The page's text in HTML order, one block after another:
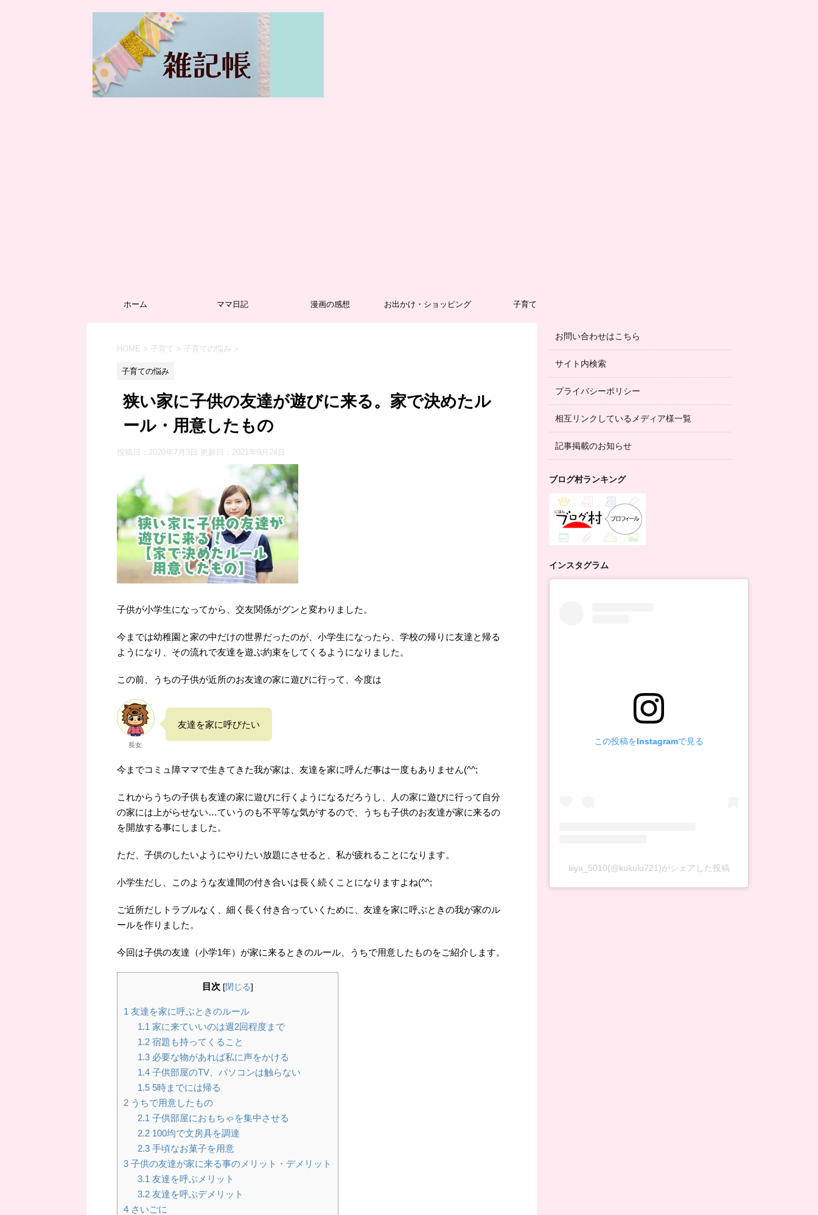
ホーム ママ日記 漫画の感想 お出かけ・ショッピング 子育て
HOME > 子育て > 子育ての悩み >
子育ての悩み
狭い家に子供の友達が遊びに来る。家で決めたル
ール・用意したもの
投稿日：2020年7月3日 更新日： 2021年9月24日
子供が小学生になってから、交友関係がグンと変わりました。
今までは幼稚園と家の中だけの世界だったのが、小学生になったら、学校の帰りに友達と帰る
ようになり、その流れで友達を遊ぶ約束をしてくるようになりました。
この前、うちの子供が近所のお友達の家に遊びに行って、今度は
長女
友達を家に呼びたい
今までコミュ障ママで生きてきた我が家は、友達を家に呼んだ事は一度もありません(^^;
これからうちの子供も友達の家に遊びに行くようになるだろうし、人の家に遊びに行って自分
の家には上がらせない…ていうのも不平等な気がするので、うちも子供のお友達が家に来るの
を開放する事にしました。
ただ、子供のしたいようにやりたい放題にさせると、私が疲れることになります。
小学生だし、このような友達間の付き合いは長く続くことになりますよね(^^;
ご近所だしトラブルなく、細く長く付き合っていくために、友達を家に呼ぶときの我が家のル
ールを作りました。
今回は子供の友達（小学1年）が家に来るときのルール、うちで用意したものをご紹介します。
目次 [閉じる]
1 友達を家に呼ぶときのルール
1.1 家に来ていいのは週2回程度まで
1.2宿題も持ってくること
1.3必要な物があれば私に声をかける
1.4子供部屋のTV、パソコンは触らない
1.55時までには帰る
2 うちで用意したもの
2.1 子供部屋におもちゃを集中させる
2.2100均で文房具を調達
2.3手頃なお菓子を用意
3 子供の友達が家に来る事のメリット・デメリット
3.1 友達を呼ぶメリット
3.2友達を呼ぶデメリット
4 さいごに
お問い合わせはこちら
サイト内検索
プライバシーポリシー
相互リンクしているメディア様一覧
記事掲載のお知らせ
ブログ村ランキング
インスタグラム
この投稿をInstagramで見る
liiya_5010(@kukulu721)がシェアした投稿